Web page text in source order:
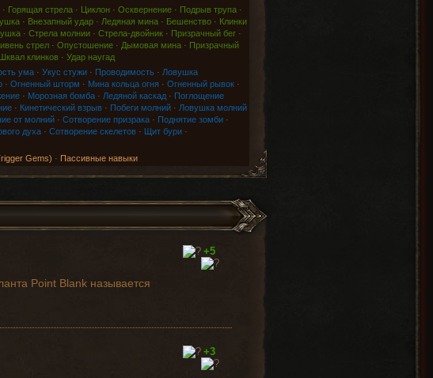
· Горящая стрела· Циклон· Осквернение· Подрыв трупа·
· Внезапный удар· Ледяная мина· Бешенство· Клинки
· Стрела молнии· Стрела-двойник· Призрачный бег·
стрел· Опустошение· Дымовая мина· Призрачный
Шквал клинков· Удар наугад
ума· Укус стужи· Проводимость· Ловушка
· Огненный шторм · Мина кольца огня· Огненный рывок·
· Морозная бомба· Ледяной каскад· Поглощение
· Кинетический взрыв· Побеги молний· Ловушка молний
от молний· Сотворение призрака· Поднятие зомби·
духа· Сотворение скелетов· Щит бури·
Gems) · Пассивные навыки
Point Blank называется
+5
+3